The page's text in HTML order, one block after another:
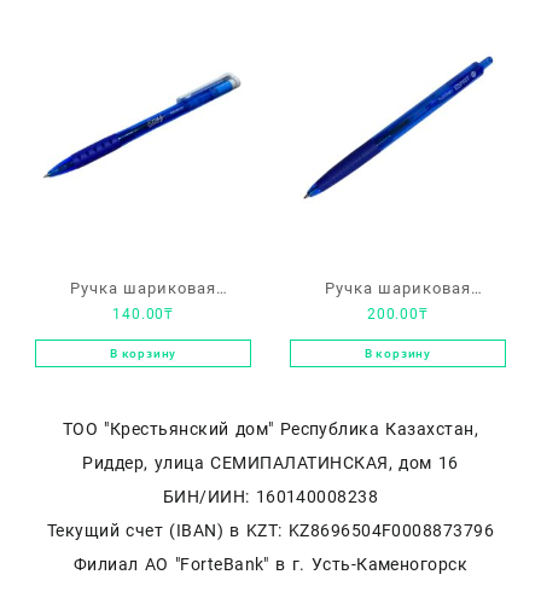
Ручка шариковая
автомат. Hatber «Essay»
синяя, 0.7мм с
140.00₸
В корзину
Ручка шариковая
автомат. Hatber «Esprit»
Синяя, 0.7мм
200.00₸
В корзину
ТОО "Крестьянский дом" Республика Казахстан,
Риддер, улица СЕМИПАЛАТИНСКАЯ, дом 16
БИН/ИИН: 160140008238
Текущий счет (IBAN) в KZT: KZ8696504F0008873796
Филиал АО "ForteBank" в г. Усть-Каменогорск